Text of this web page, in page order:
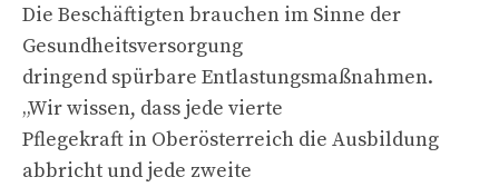
Die Beschäftigten brauchen im Sinne der
Gesundheitsversorgung
dringend spürbare Entlastungsmaßnahmen.
„Wir wissen, dass jede vierte
Pflegekraft in Oberösterreich die Ausbildung
abbricht und jede zweite